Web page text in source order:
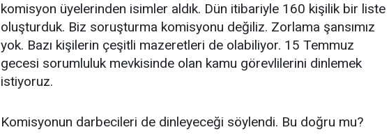
komisyon üyelerinden isimler aldık. Dün itibariyle 160 kişilik bir liste
oluşturduk. Biz soruşturma komisyonu değiliz. Zorlama şansımız
yok. Bazı kişilerin çeşitli mazeretleri de olabiliyor. 15 Temmuz
gecesi sorumluluk mevkisinde olan kamu görevlilerini dinlemek
istiyoruz.
Komisyonun darbecileri de dinleyeceği söylendi. Bu doğru mu?